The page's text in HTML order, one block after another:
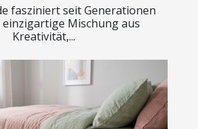
fasziniert seit Generationen
Mischung aus
Kreativität,...